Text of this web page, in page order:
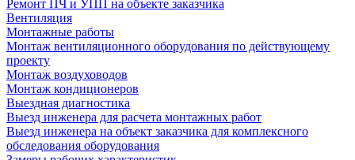
Ремонт ПЧ и УПП на объекте заказчика
Вентиляция
Монтажные работы
Монтаж вентиляционного оборудования по действующему
проекту
Монтаж воздуховодов
Монтаж кондиционеров
Выездная диагностика
Выезд инженера для расчета монтажных работ
Выезд инженера на объект заказчика для комплексного
обследования оборудования